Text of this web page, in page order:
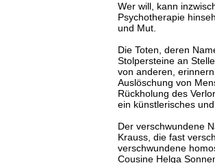
Wer will, kann
Psychotherapie
und Mut.
Die Toten, deren
Stolpersteine an
von anderen,
Auslöschung von
Rückholung des
ein künstlerisches
Der verschwundene
Krauss, die fast
verschwundene
Cousine Helga